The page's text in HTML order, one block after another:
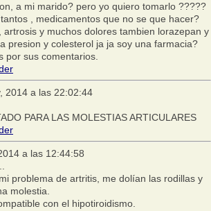
a mi marido? pero yo quiero tomarlo ?????
, medicamentos que no se que hacer?
y muchos dolores tambien lorazepan y
presion y colesterol ja ja soy una farmacia?
por sus comentarios.
2014 a las 22:02:44
PARA LAS MOLESTIAS ARTICULARES
a las 12:44:58
problema de artritis, me dolían las rodillas y
molestia.
con el hipotiroidismo.